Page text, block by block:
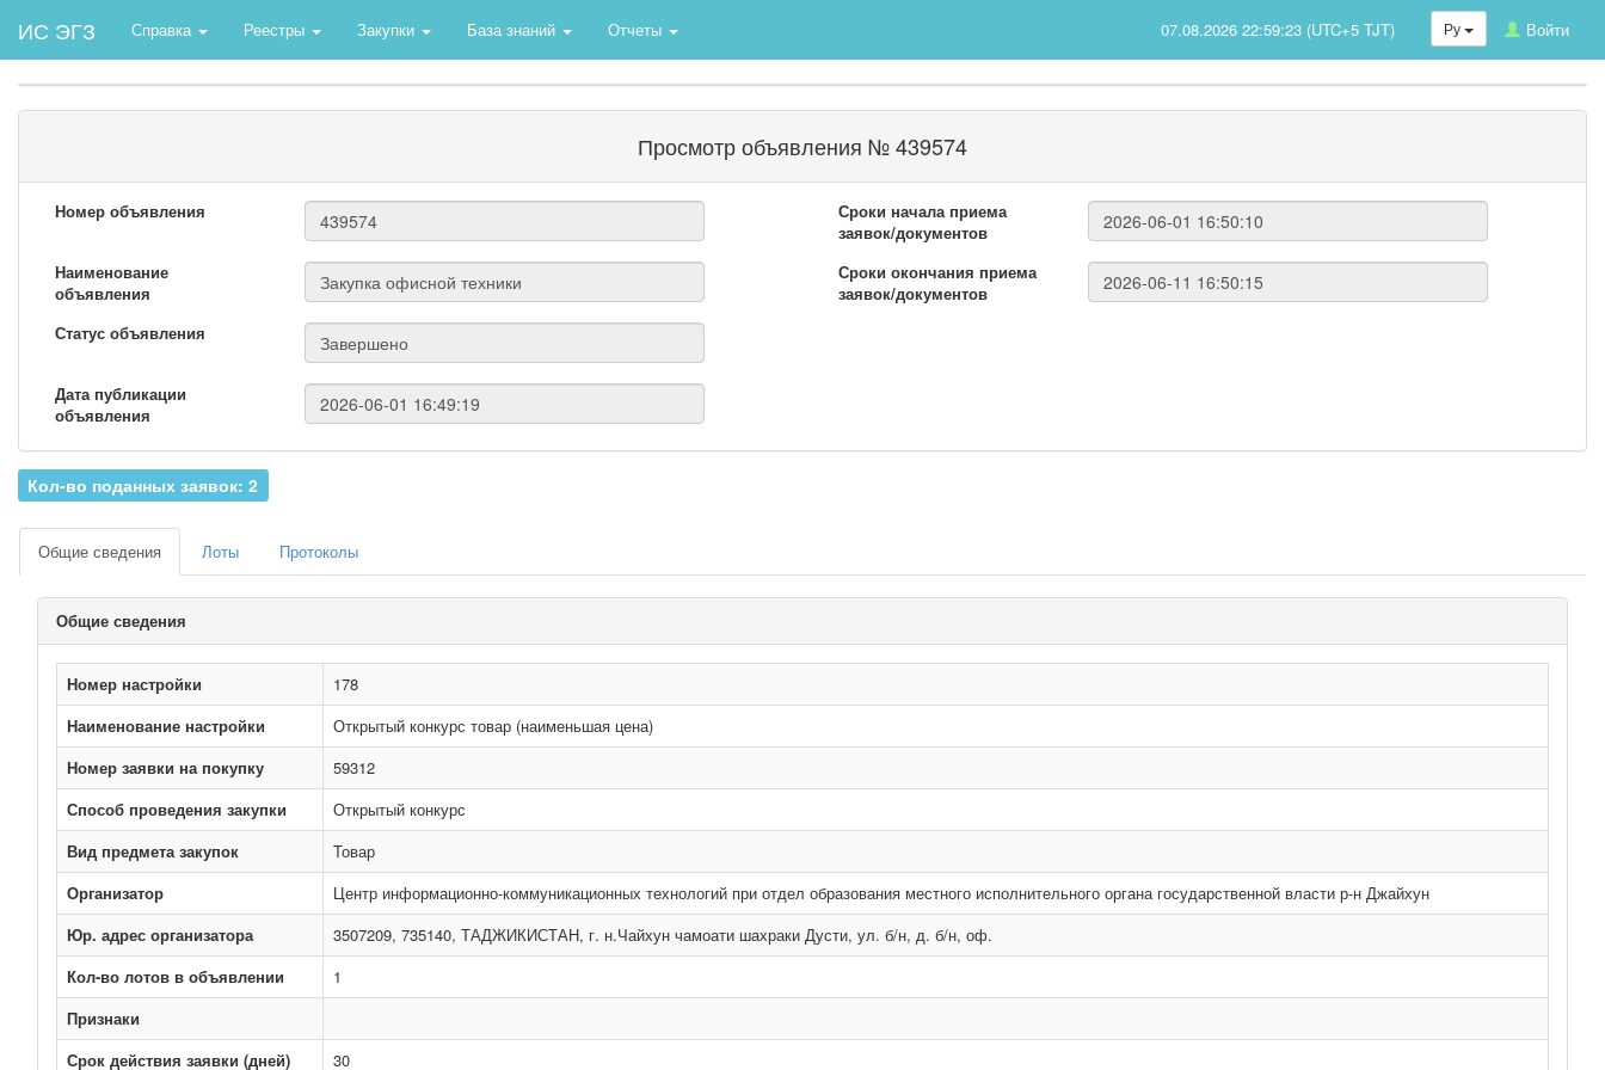
ИС ЭГЗ Справка Реестры Закупки База знаний Отчеты Ру Войти
07.08.2026 22:59:23 (UTC+5 TJT)
Просмотр объявления № 439574
Номер объявления
Наименование
объявления
Статус объявления
Дата публикации
объявления
Сроки начала приема
заявок/документов
Сроки окончания приема
заявок/документов
Кол-во поданных заявок: 2
Общие сведения Лоты Протоколы
Общие сведения
Номер настройки
178
Наименование настройки
Открытый конкурс товар (наименьшая цена)
Номер заявки на покупку
59312
Способ проведения закупки
Открытый конкурс
Вид предмета закупок
Товар
Организатор
Центр информационно-коммуникационных технологий при отдел образования местного исполнительного органа государственной власти р-н Джайхун
Юр. адрес организатора
3507209, 735140, ТАДЖИКИСТАН, г. н.Чайхун чамоати шахраки Дусти, ул. б/н, д. б/н, оф.
Кол-во лотов в объявлении
1
Признаки
Срок действия заявки (дней)
30